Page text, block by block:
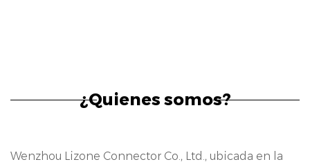
diseñadas para cumplir con los exigentes
¿Quienes somos?
Wenzhou Lizone Connector Co., Ltd., ubicada en la